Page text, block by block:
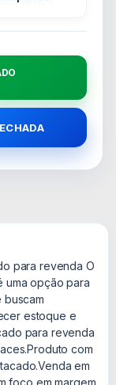
para revenda O
uma opção para
estoque e
para revenda
com
em
foco em margem